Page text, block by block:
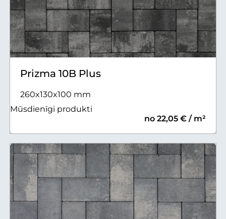
Prizma 10B Plus
260x130x100 mm
Mūsdienīgi produkti
no 22,05 € / m²